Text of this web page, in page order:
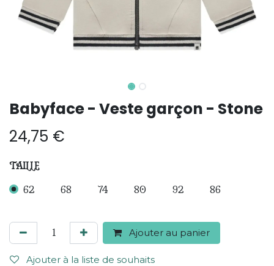
Babyface - Veste garçon - Stone
24,75 €
TAILLE
62 68 74 80 92 86
Ajouter au panier
Ajouter à la liste de souhaits